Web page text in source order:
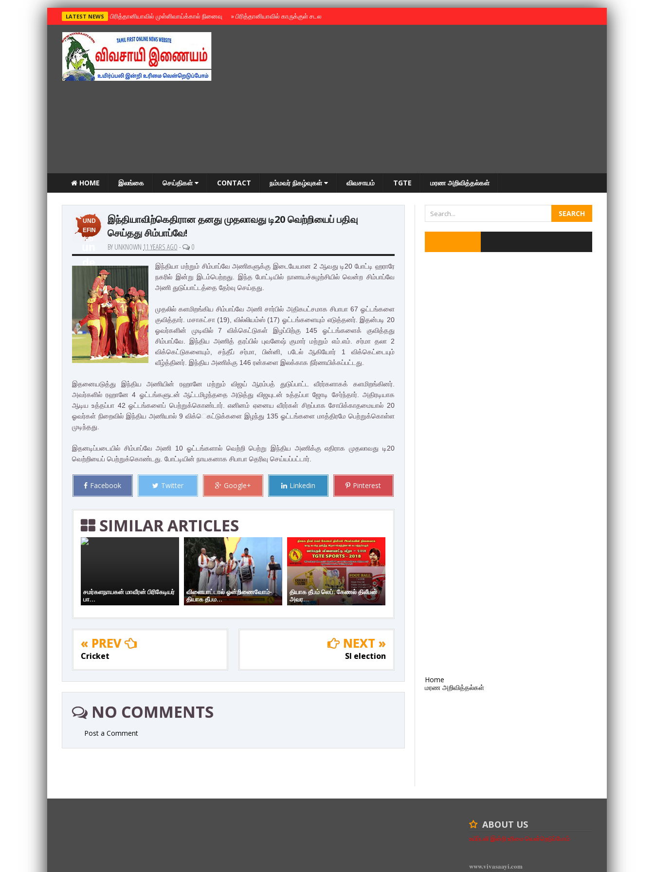
LATEST NEWS »பிரித்தானியாவில் முள்ளிவாய்க்கால் நினைவு »பிரித்தானியாவில் காருக்குள் சடலம் -தமிழருடையதா ?
HOME இலங்கை செய்திகள் CONTACT நம்மவர் நிகழ்வுகள் விவசாயம் TGTE மரண அறிவித்தல்கள்
UND
EFIN
ED
de
fin
ed
இந்தியாவிற்கெதிரான தனது முதலாவது டி20 வெற்றியைப் பதிவு
செய்தது சிம்பாப்வே!
BY UNKNOWN 11 YEARS AGO - 0
இந்தியா மற்றும் சிம்பாப்வே அணிகளுக்கு இடையேயான 2 ஆவது டி20 போட்டி ஹராரே
நகரில் இன்று இடம்பெற்றது. இந்த போட்டியில் நாணயச்சுழற்சியில் வென்ற சிம்பாப்வே
அணி துடுப்பாட்டத்தை தேர்வு செய்தது.
முதலில் களமிறங்கிய சிம்பாப்வே அணி சார்பில் அதிகபட்சமாக சிபாபா 67 ஓட்டங்களை
குவித்தார். மசாகட்சா (19), வில்லியம்ஸ் (17) ஓட்டங்களையும் எடுத்தனர். இதன்படி 20
ஓவர்களின் முடிவில் 7 விக்கெட்டுகள் இழப்பிற்கு 145 ஓட்டங்களைக் குவித்தது
சிம்பாப்வே. இந்திய அணித் தரப்பில் புவனேஷ் குமார் மற்றும் எம்.எம். சர்மா தலா 2
விக்கெட்டுகளையும், சந்தீப் சர்மா, பின்னி, படேல் ஆகியோர் 1 விக்கெட்டையும்
வீழ்த்தினர். இந்திய அணிக்கு 146 ரன்களை இலக்காக நிர்ணயிக்கப்பட்டது.
இதனையடுத்து இந்திய அணியின் ரஹானே மற்றும் விஜய் ஆரம்பத் துடுப்பாட்ட வீரர்களாகக் களமிறங்கினர்.
அவர்களில் ரஹானே 4 ஓட்டங்களுடன் ஆட்டமிழந்ததை அடுத்து விஜயுடன் உத்தப்பா ஜோடி சேர்ந்தார். அதிரடியாக
ஆடிய உத்தப்பா 42 ஓட்டங்களைப் பெற்றுக்கொண்டார். எனினம் ஏனைய வீரர்கள் சிறப்பாக சோபிக்காதமையால் 20
ஓவர்கள் நிறைவில் இந்திய அணியால் 9 விக்ெகட்டுக்களை இழந்து 135 ஓட்டங்களை மாத்திரமே பெற்றுக்கொள்ள
முடிந்தது.
இதனடிப்படையில் சிம்பாப்வே அணி 10 ஓட்டங்களால் வெற்றி பெற்று இந்திய அணிக்கு எதிராக முதலாவது டி20
வெற்றியைப் பெற்றுக்கொண்டது. போட்டியின் நாயகனாக சிபாபா தெரிவு செய்யப்பட்டார்.
Facebook Twitter Google+ Linkedin Pinterest
SIMILAR ARTICLES
சமர்களநாயகன் மாவீரன் பிரிகேடியர்
பா...
விளையாட்டால் ஓன்றிணைவோம்-
தியாக தீபம...
தியாக தீபம் லெப். கேணல் திலீபன்
அவர...
« PREV
Cricket
NEXT »
Sl election
NO COMMENTS
Post a Comment
Home
மரண அறிவித்தல்கள்
ABOUT US
உயிர்பலி இன்றி உரிமை வென்றெடுப்போம்
www.vivasaayi.com